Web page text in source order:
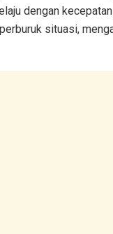
dengan
situasi,